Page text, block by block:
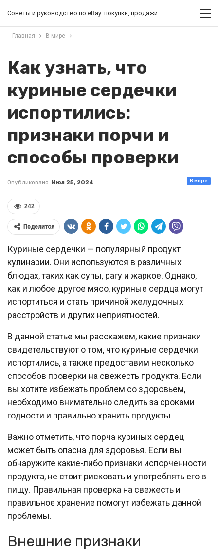
Советы и руководство по eBay: покупки, продажи
Главная В мире
Как узнать, что
куриные сердечки
испортились:
признаки порчи и
способы проверки
В мире
Опубликовано Июл 25, 2024
242
Поделится
Куриные сердечки — популярный продукт
кулинарии. Они используются в различных
блюдах, таких как супы, рагу и жаркое. Однако,
как и любое другое мясо, куриные сердца могут
испортиться и стать причиной желудочных
расстройств и других неприятностей.
В данной статье мы расскажем, какие признаки
свидетельствуют о том, что куриные сердечки
испортились, а также предоставим несколько
способов проверки на свежесть продукта. Если
вы хотите избежать проблем со здоровьем,
необходимо внимательно следить за сроками
годности и правильно хранить продукты.
Важно отметить, что порча куриных сердец
может быть опасна для здоровья. Если вы
обнаружите какие-либо признаки испорченности
продукта, не стоит рисковать и употреблять его в
пищу. Правильная проверка на свежесть и
правильное хранение помогут избежать данной
проблемы.
Внешние признаки